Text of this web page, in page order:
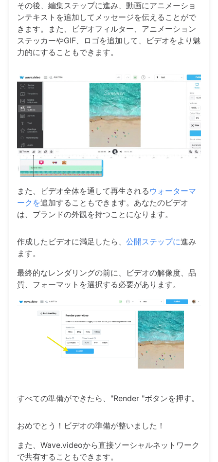
その後、編集ステップに進み、動画にアニメーショ
ンテキストを追加してメッセージを伝えることがで
きます。また、ビデオフィルター、アニメーション
ステッカーやGIF、ロゴを追加して、ビデオをより魅
力的にすることもできます。
また、ビデオ全体を通して再生される ウォーターマ
ークを追加することもできます。あなたのビデオ
は、ブランドの外観を持つことになります。
作成したビデオに満足したら、 公開ステップに進み
ます。
最終的なレンダリングの前に、ビデオの解像度、品
質、フォーマットを選択する必要があります。
すべての準備ができたら、"Render "ボタンを押す。
おめでとう！ビデオの準備が整いました！
また、Wave.videoから直接ソーシャルネットワーク
で共有することもできます。